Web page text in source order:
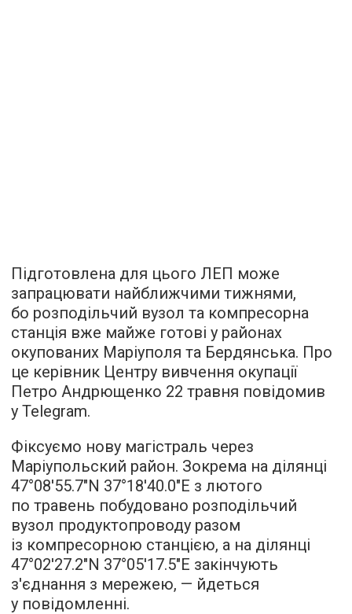
Підготовлена для цього ЛЕП може
запрацювати найближчими тижнями,
бо розподільчий вузол та компресорна
станція вже майже готові у районах
окупованих Маріуполя та Бердянська. Про
це керівник Центру вивчення окупації
Петро Андрющенко 22 травня повідомив
у Telegram.
Фіксуємо нову магістраль через
Маріупольский район. Зокрема на ділянці
47°08'55.7"N 37°18'40.0"E з лютого
по травень побудовано розподільчий
вузол продуктопроводу разом
із компресорною станцією, а на ділянці
47°02'27.2"N 37°05'17.5"E закінчують
з'єднання з мережею, — йдеться
у повідомленні.